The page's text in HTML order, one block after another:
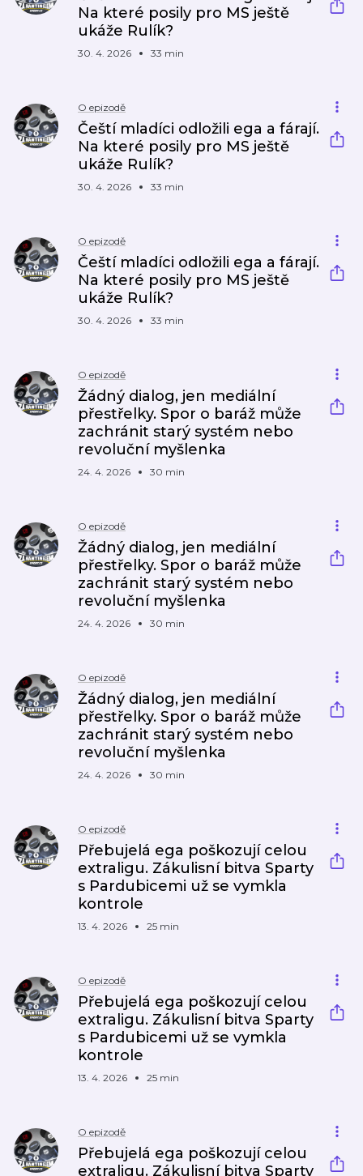
Na které posily pro MS ještě
ukáže Rulík?
30. 4. 2026 33 min
O epizodě
Čeští mladíci odložili ega a fárají.
Na které posily pro MS ještě
ukáže Rulík?
30. 4. 2026 33 min
O epizodě
Čeští mladíci odložili ega a fárají.
Na které posily pro MS ještě
ukáže Rulík?
30. 4. 2026 33 min
O epizodě
Žádný dialog, jen mediální
přestřelky. Spor o baráž může
zachránit starý systém nebo
revoluční myšlenka
24. 4. 2026 30 min
O epizodě
Žádný dialog, jen mediální
přestřelky. Spor o baráž může
zachránit starý systém nebo
revoluční myšlenka
24. 4. 2026 30 min
O epizodě
Žádný dialog, jen mediální
přestřelky. Spor o baráž může
zachránit starý systém nebo
revoluční myšlenka
24. 4. 2026 30 min
O epizodě
Přebujelá ega poškozují celou
extraligu. Zákulisní bitva Sparty
s Pardubicemi už se vymkla
kontrole
13. 4. 2026 25 min
O epizodě
Přebujelá ega poškozují celou
extraligu. Zákulisní bitva Sparty
s Pardubicemi už se vymkla
kontrole
13. 4. 2026 25 min
O epizodě
Přebujelá ega poškozují celou
extraligu. Zákulisní bitva Sparty